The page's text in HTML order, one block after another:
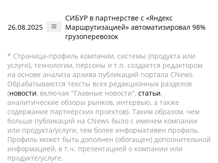
26.08.2025
СИБУР в партнерстве с «Яндекс
Маршрутизацией» автоматизировал 98%
грузоперевозок
* Страница-профиль компании, системы (продукта или
услуги), технологии, персоны и т.п. создается редактором
на основе анализа архива публикаций портала CNews.
Обрабатываются тексты всех редакционных разделов
(новости, включая "Главные новости", статьи,
аналитические обзоры рынков, интервью, а также
содержание партнёрских проектов). Таким образом, чем
больше публикаций на CNews было с именем компании
или продукта/услуги, тем более информативен профиль.
Профиль может быть дополнен (обогащен) дополнительной
информацией, в т.ч. презентацией о компании или
продукте/услуге.